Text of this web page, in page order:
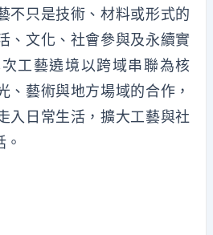
不只是技術、材料或形式的
、文化、社會參與及永續實
工藝遶境以跨域串聯為核
、藝術與地方場域的合作，
入日常生活，擴大工藝與社